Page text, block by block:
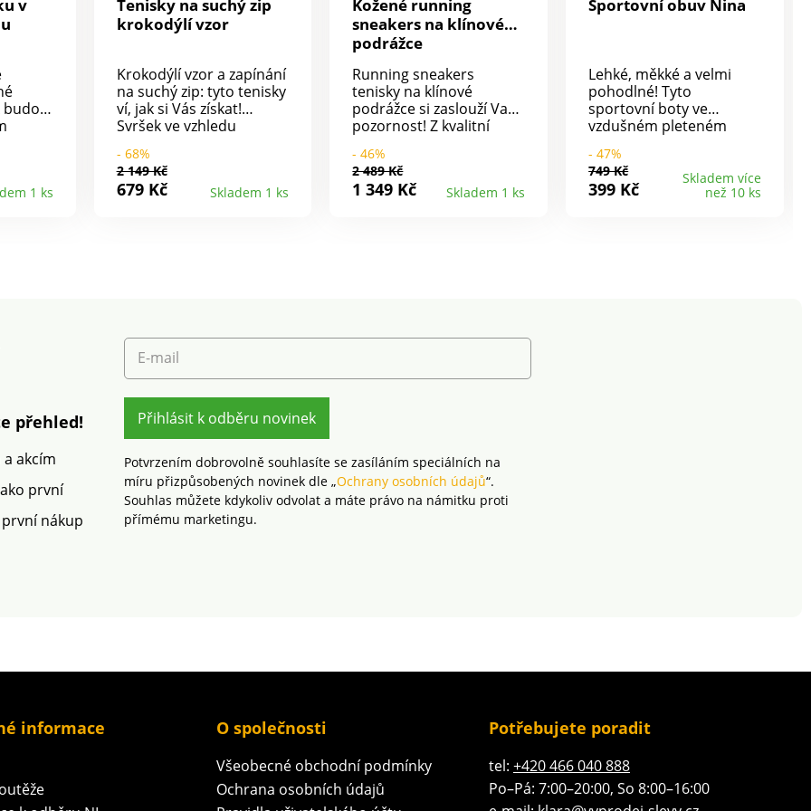
v
budou
1 ks
Tenisky na suchý zip
krokodýlí vzor
Krokodýlí vzor a zapínání
na suchý zip: tyto tenisky
ví, jak si Vás získat!
Svršek ve vzhledu
na 3 pásky se suchým
zipem. Kolem kotníku
měkké vypodložení.
- 68%
2 149 Kč
679 Kč Skladem 1 ks
Kožené running
sneakers na klínové
podrážce
Running sneakers
tenisky na klínové
podrážce si zaslouží Vaši
pozornost! Z kvalitní
stélka na silné pěně pro
měkké pohodlí
(vyjímatelná). Zipové
ošetřujte přípravkem
- 46%
2 489 Kč
1 349 Kč Skladem 1 ks
Sportovní obuv Nina
Lehké, měkké a velmi
pohodlné! Tyto
sportovní boty ve
vzdušném pleteném
hýčkat fantastickým
komfortem - jsou vysoce
elastické a netlačí.
- 47%
749 Kč
399 Kč
Skladem více
než 10 ks
přehled!
akcím
první
nákup
E-mail
Přihlásit k odběru novinek
Potvrzením dobrovolně souhlasíte se zasíláním speciálních na
míru přizpůsobených novinek dle „Ochrany osobních údajů“.
Souhlas můžete kdykoliv odvolat a máte právo na námitku proti
přímému marketingu.
informace O společnosti
Všeobecné obchodní podmínky
Ochrana osobních údajů
Potřebujete poradit
tel: +420 466 040 888
Po–Pá: 7:00–20:00, So 8:00–16:00